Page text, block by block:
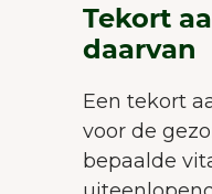
Tekort
daarvan
Een tekort
voor de
bepaalde